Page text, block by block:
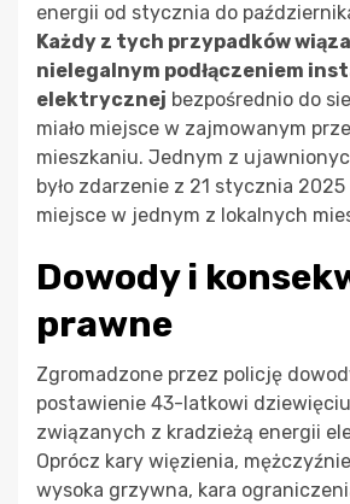
energii od stycznia do
Każdy z tych przypadków
nielegalnym podłączeniem
elektrycznej bezpośrednio do
miało miejsce w zajmowanym
mieszkaniu. Jednym z
było zdarzenie z 21 stycznia 2025
miejsce w jednym z lokalnych
Dowody i
prawne
Zgromadzone przez policję
postawienie 43-latkowi
związanych z kradzieżą energii
Oprócz kary więzienia,
wysoka grzywna, kara